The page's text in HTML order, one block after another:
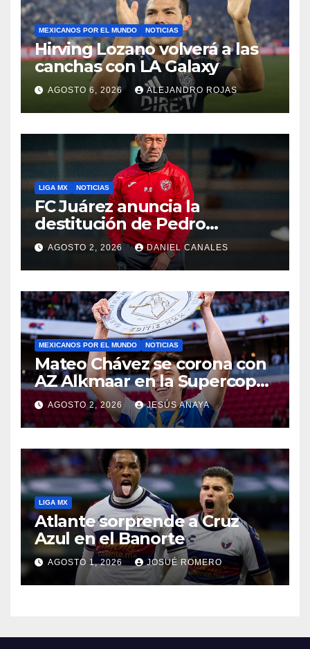
MEXICANOS POR EL MUNDO NOTICIAS
Hirving Lozano volverá a las
canchas con LA Galaxy
AGOSTO 6, 2026 ALEJANDRO ROJAS
LIGA MX NOTICIAS
FC Juárez anuncia la
destitución de Pedro
Caixinha
AGOSTO 2, 2026 DANIEL CANALES
MEXICANOS POR EL MUNDO NOTICIAS
Mateo Chávez se corona con
AZ Alkmaar en la Supercopa
de Países Bajos
AGOSTO 2, 2026 JESÚS ANAYA
LIGA MX
Atlante sorprende a Cruz
Azul en el Banorte
AGOSTO 1, 2026 JOSUÉ ROMERO